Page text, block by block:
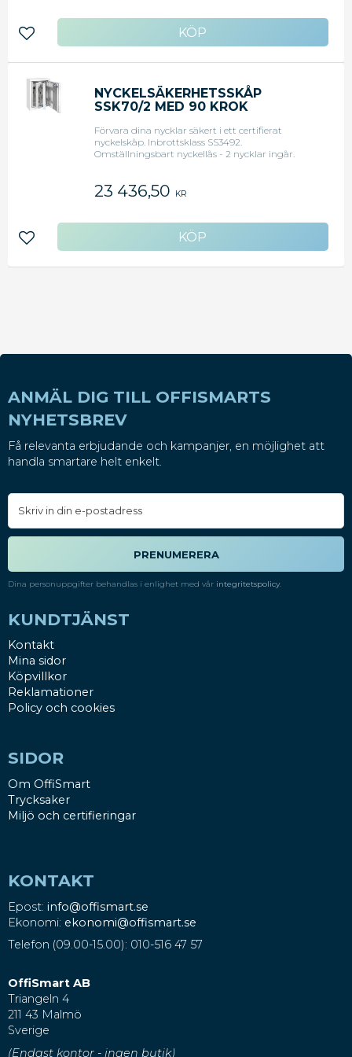
Lägg till i favoriter
NYCKELSÄKERHETSSKÅP
SSK70/2 MED 90 KROK
Förvara dina nycklar säkert i ett certifierat
nyckelskåp. Inbrottsklass SS3492.
Omställningsbart nyckellås - 2 nycklar ingår.
eller alternativ nyckelinredning. Ange önskemål.
Yttermått: 730x550x250 (HxBxD). Innermått:
23 436,50 KR
Lägg till i favoriter
ANMÄL DIG TILL OFFISMARTS
NYHETSBREV
Få relevanta erbjudande och kampanjer, en möjlighet att
handla smartare helt enkelt.
PRENUMERERA
Dina personuppgifter behandlas i enlighet med vår integritetspolicy.
KUNDTJÄNST
Kontakt
Mina sidor
Köpvillkor
Reklamationer
Policy och cookies
SIDOR
Om OffiSmart
Trycksaker
Miljö och certifieringar
KONTAKT
Epost: info@offismart.se
Ekonomi: ekonomi@offismart.se
Telefon (09.00-15.00): 010-516 47 57
OffiSmart AB
Triangeln 4
211 43 Malmö
Sverige
(Endast kontor - ingen butik)